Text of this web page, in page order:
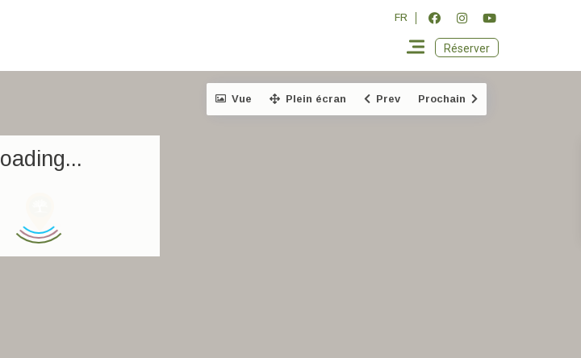
FR
Réserver
loading...
Vue Plein écran Prev Prochain